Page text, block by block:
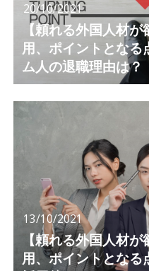
20/10/2021
【頼れる外国人材
用、ポイントとな
ム人の退職理由は？
13/10/2021
【頼れる外国人材
用、ポイントとな